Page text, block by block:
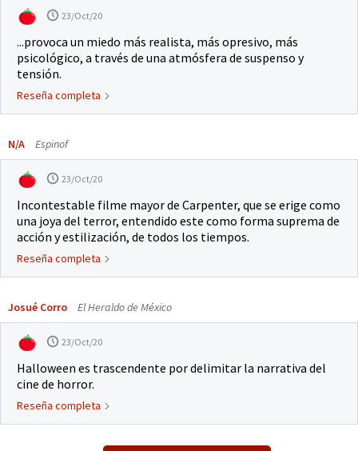
23/Oct/20
...provoca un miedo más realista, más opresivo, más
psicológico, a través de una atmósfera de suspenso y
tensión.
Reseña completa
N/A Espinof
23/Oct/20
Incontestable filme mayor de Carpenter, que se erige como
una joya del terror, entendido este como forma suprema de
acción y estilización, de todos los tiempos.
Reseña completa
Josué Corro El Heraldo de México
23/Oct/20
Halloween es trascendente por delimitar la narrativa del
cine de horror.
Reseña completa